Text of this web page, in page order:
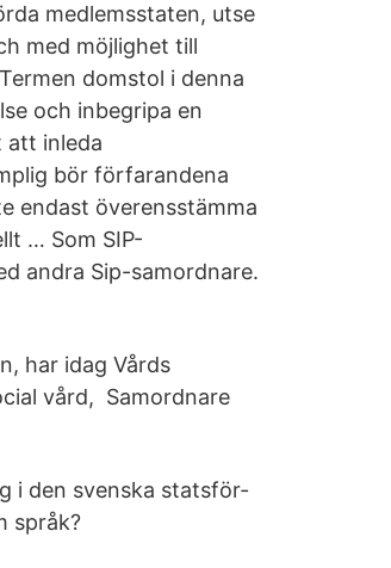
medlemsstaten, utse
med möjlighet till
domstol i denna
och inbegripa en
att inleda
bör förfarandena
endast överensstämma
… Som SIP-
andra Sip-samordnare.
har idag Vårds
vård, Samordnare
i den svenska statsför­
språk?